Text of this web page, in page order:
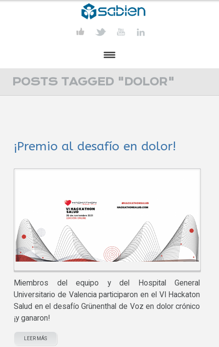
PRESENTACIÓN
ACTIVIDADES
COMUNICACIÓN
POSTS TAGGED "DOLOR"
¡Premio al desafío en dolor!
Miembros del equipo y del Hospital General
Universitario de Valencia participaron en el VI Hackaton
Salud en el desafío Grünenthal de Voz en dolor crónico
¡y ganaron!
LEER MÁS